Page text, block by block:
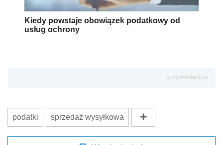
Kiedy powstaje obowiązek podatkowy od
usług ochrony
AUTOPROMOCJA
podatki sprzedaż wysyłkowa